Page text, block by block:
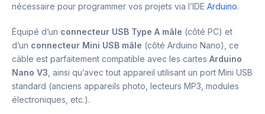
nécessaire pour programmer vos projets via l’IDE Arduino.
Équipé d’un connecteur USB Type A mâle (côté PC) et
d’un connecteur Mini USB mâle (côté Arduino Nano), ce
câble est parfaitement compatible avec les cartes Arduino
Nano V3 , ainsi qu’avec tout appareil utilisant un port Mini USB
standard (anciens appareils photo, lecteurs MP3, modules
électroniques, etc.).